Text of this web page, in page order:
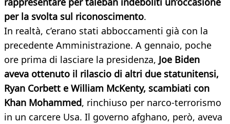
per la svolta sul riconoscimento.
In realtà, c’erano stati abboccamenti già con la
precedente Amministrazione. A gennaio, poche
ore prima di lasciare la presidenza, Joe Biden
aveva ottenuto il rilascio di altri due statunitensi,
Ryan Corbett e William McKenty, scambiati con
Khan Mohammed, rinchiuso per narco-terrorismo
in un carcere Usa. Il governo afghano, però, aveva